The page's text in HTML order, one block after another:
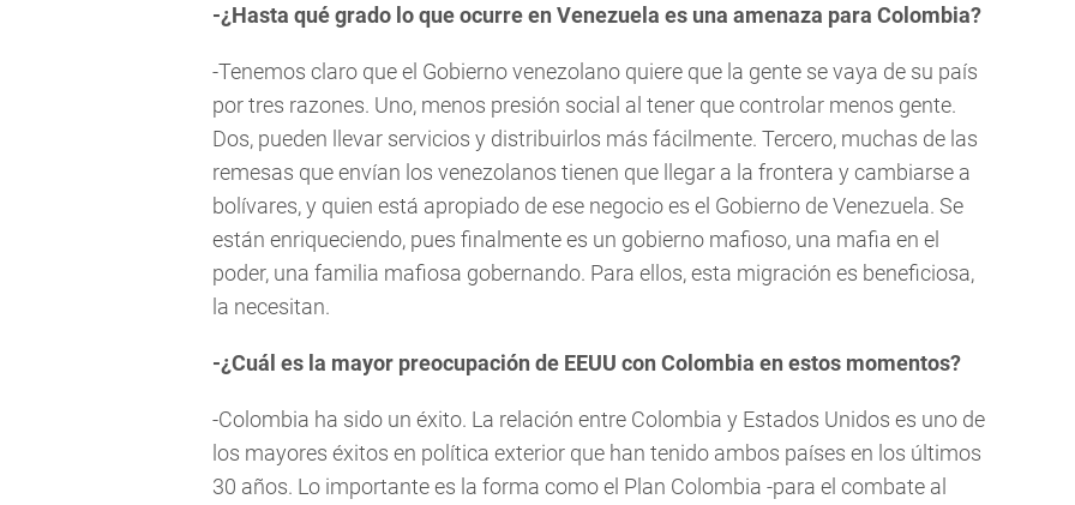
-¿Hasta qué grado lo que ocurre en Venezuela es una amenaza para Colombia?
-Tenemos claro que el Gobierno venezolano quiere que la gente se vaya de su país
por tres razones. Uno, menos presión social al tener que controlar menos gente.
Dos, pueden llevar servicios y distribuirlos más fácilmente. Tercero, muchas de las
remesas que envían los venezolanos tienen que llegar a la frontera y cambiarse a
bolívares, y quien está apropiado de ese negocio es el Gobierno de Venezuela. Se
están enriqueciendo, pues finalmente es un gobierno mafioso, una mafia en el
poder, una familia mafiosa gobernando. Para ellos, esta migración es beneficiosa,
la necesitan.
-¿Cuál es la mayor preocupación de EEUU con Colombia en estos momentos?
-Colombia ha sido un éxito. La relación entre Colombia y Estados Unidos es uno de
los mayores éxitos en política exterior que han tenido ambos países en los últimos
30 años. Lo importante es la forma como el Plan Colombia -para el combate al